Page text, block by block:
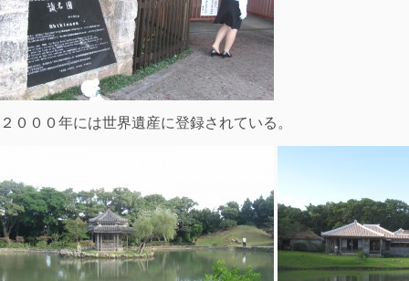
２０００年には世界遺産に登録されている。